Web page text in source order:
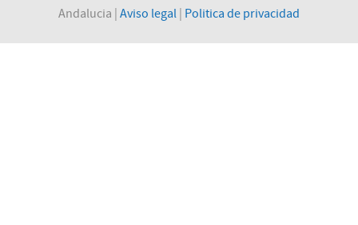
Andalucia | Aviso legal Politica de privacidad